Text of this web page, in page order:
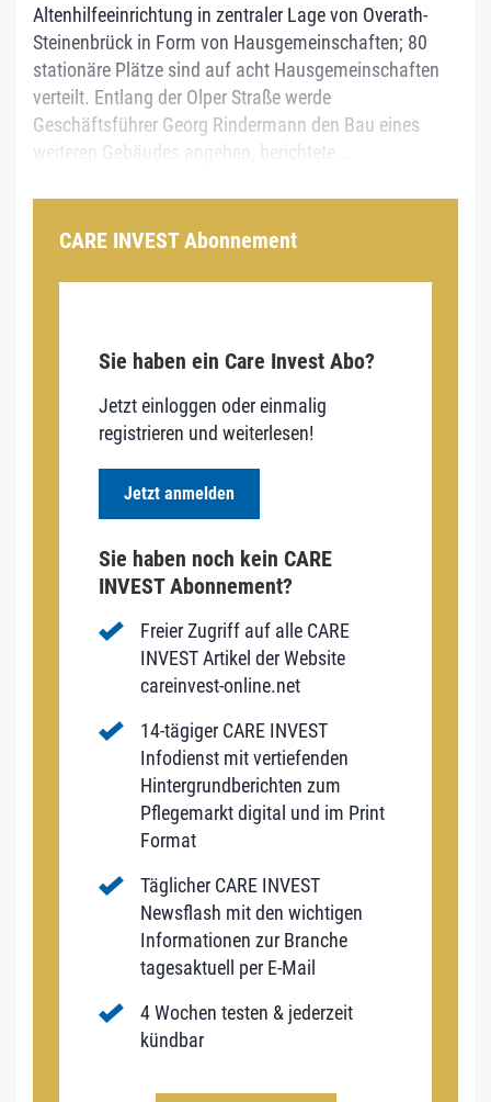
Altenhilfeeinrichtung in zentraler Lage von Overath-
Steinenbrück in Form von Hausgemeinschaften; 80
stationäre Plätze sind auf acht Hausgemeinschaften
verteilt. Entlang der Olper Straße werde
Geschäftsführer Georg Rindermann den Bau eines
weiteren Gebäudes angehen, berichtete...
CARE INVEST Abonnement
Sie haben ein Care Invest Abo?
Jetzt einloggen oder einmalig
registrieren und weiterlesen!
Jetzt anmelden
Sie haben noch kein CARE
INVEST Abonnement?
Freier Zugriff auf alle CARE
INVEST Artikel der Website
careinvest-online.net
14-tägiger CARE INVEST
Infodienst mit vertiefenden
Hintergrundberichten zum
Pflegemarkt digital und im Print
Format
Täglicher CARE INVEST
Newsflash mit den wichtigen
Informationen zur Branche
tagesaktuell per E-Mail
4 Wochen testen & jederzeit
kündbar